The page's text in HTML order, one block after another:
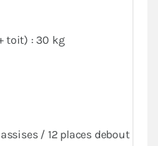
toit) : 30 kg
/ 12 places debout